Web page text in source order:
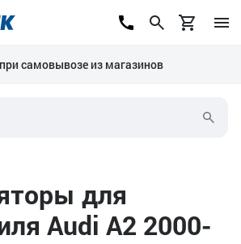
самовывозе из магазинов
для
Audi A2 2000-